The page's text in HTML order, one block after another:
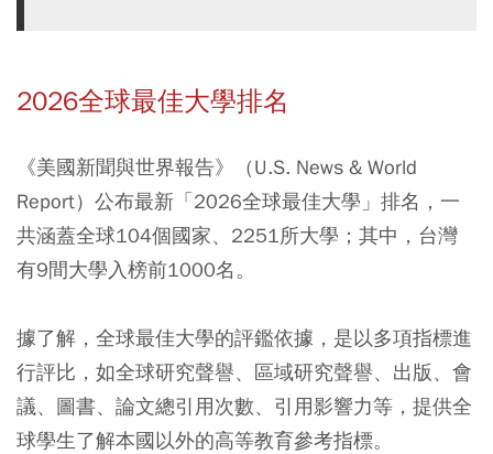
2026全球最佳大學排名
《美國新聞與世界報告》（U.S. News & World
Report）公布最新「2026全球最佳大學」排名，一
共涵蓋全球104個國家、2251所大學；其中，台灣
有9間大學入榜前1000名。
據了解，全球最佳大學的評鑑依據，是以多項指標進
行評比，如全球研究聲譽、區域研究聲譽、出版、會
議、圖書、論文總引用次數、引用影響力等，提供全
球學生了解本國以外的高等教育參考指標。